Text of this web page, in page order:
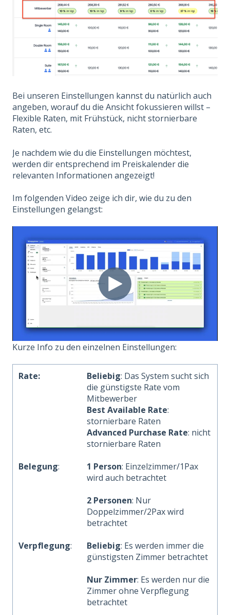
Bei unseren Einstellungen kannst du natürlich auch
angeben, worauf du die Ansicht fokussieren willst –
Flexible Raten, mit Frühstück, nicht stornierbare
Raten, etc.
Je nachdem wie du die Einstellungen möchtest,
werden dir entsprechend im Preiskalender die
relevanten Informationen angezeigt!
Im folgenden Video zeige ich dir, wie du zu den
Einstellungen gelangst:
Kurze Info zu den einzelnen Einstellungen:
Rate: Beliebig: Das System sucht sich
die günstigste Rate vom
Mitbewerber
Best Available Rate:
stornierbare Raten
Advanced Purchase Rate: nicht
stornierbare Raten
Belegung: 1 Person: Einzelzimmer/1Pax
wird auch betrachtet
2 Personen: Nur
Doppelzimmer/2Pax wird
betrachtet
Verpflegung: Beliebig: Es werden immer die
günstigsten Zimmer betrachtet
Nur Zimmer: Es werden nur die
Zimmer ohne Verpflegung
betrachtet